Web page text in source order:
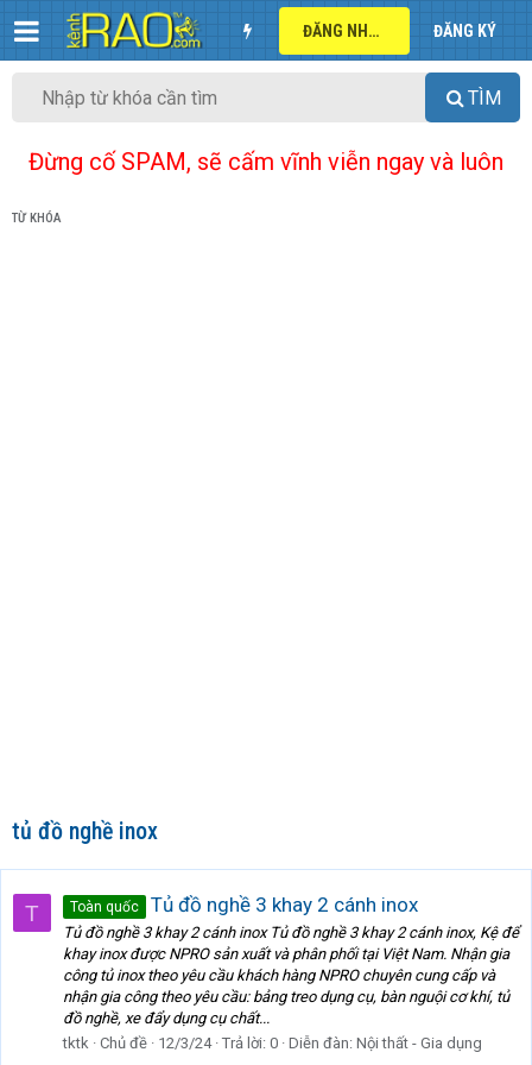
ĐĂNG NHẬP ĐĂNG KÝ
TÌM
Đừng cố SPAM, sẽ cấm vĩnh viễn ngay và luôn
TỪ KHÓA
tủ đồ nghề inox
T Toàn quốc Tủ đồ nghề 3 khay 2 cánh inox
Tủ đồ nghề 3 khay 2 cánh inox Tủ đồ nghề 3 khay 2 cánh inox, Kệ để
khay inox được NPRO sản xuất và phân phối tại Việt Nam. Nhận gia
công tủ inox theo yêu cầu khách hàng NPRO chuyên cung cấp và
nhận gia công theo yêu cầu: bảng treo dụng cụ, bàn nguội cơ khí, tủ
đồ nghề, xe đẩy dụng cụ chất...
tktk Chủ đề 12/3/24 Trả lời: 0 Diễn đàn: Nội thất - Gia dụng